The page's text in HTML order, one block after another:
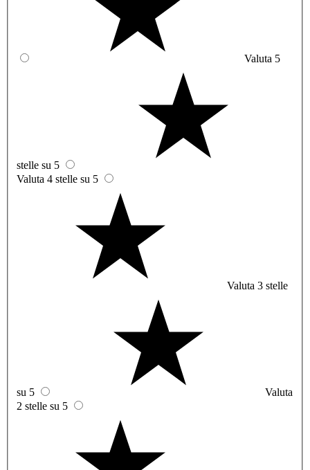
Valuta 5
stelle su 5
Valuta 4 stelle su 5
Valuta 3 stelle
su 5
Valuta
2 stelle su 5